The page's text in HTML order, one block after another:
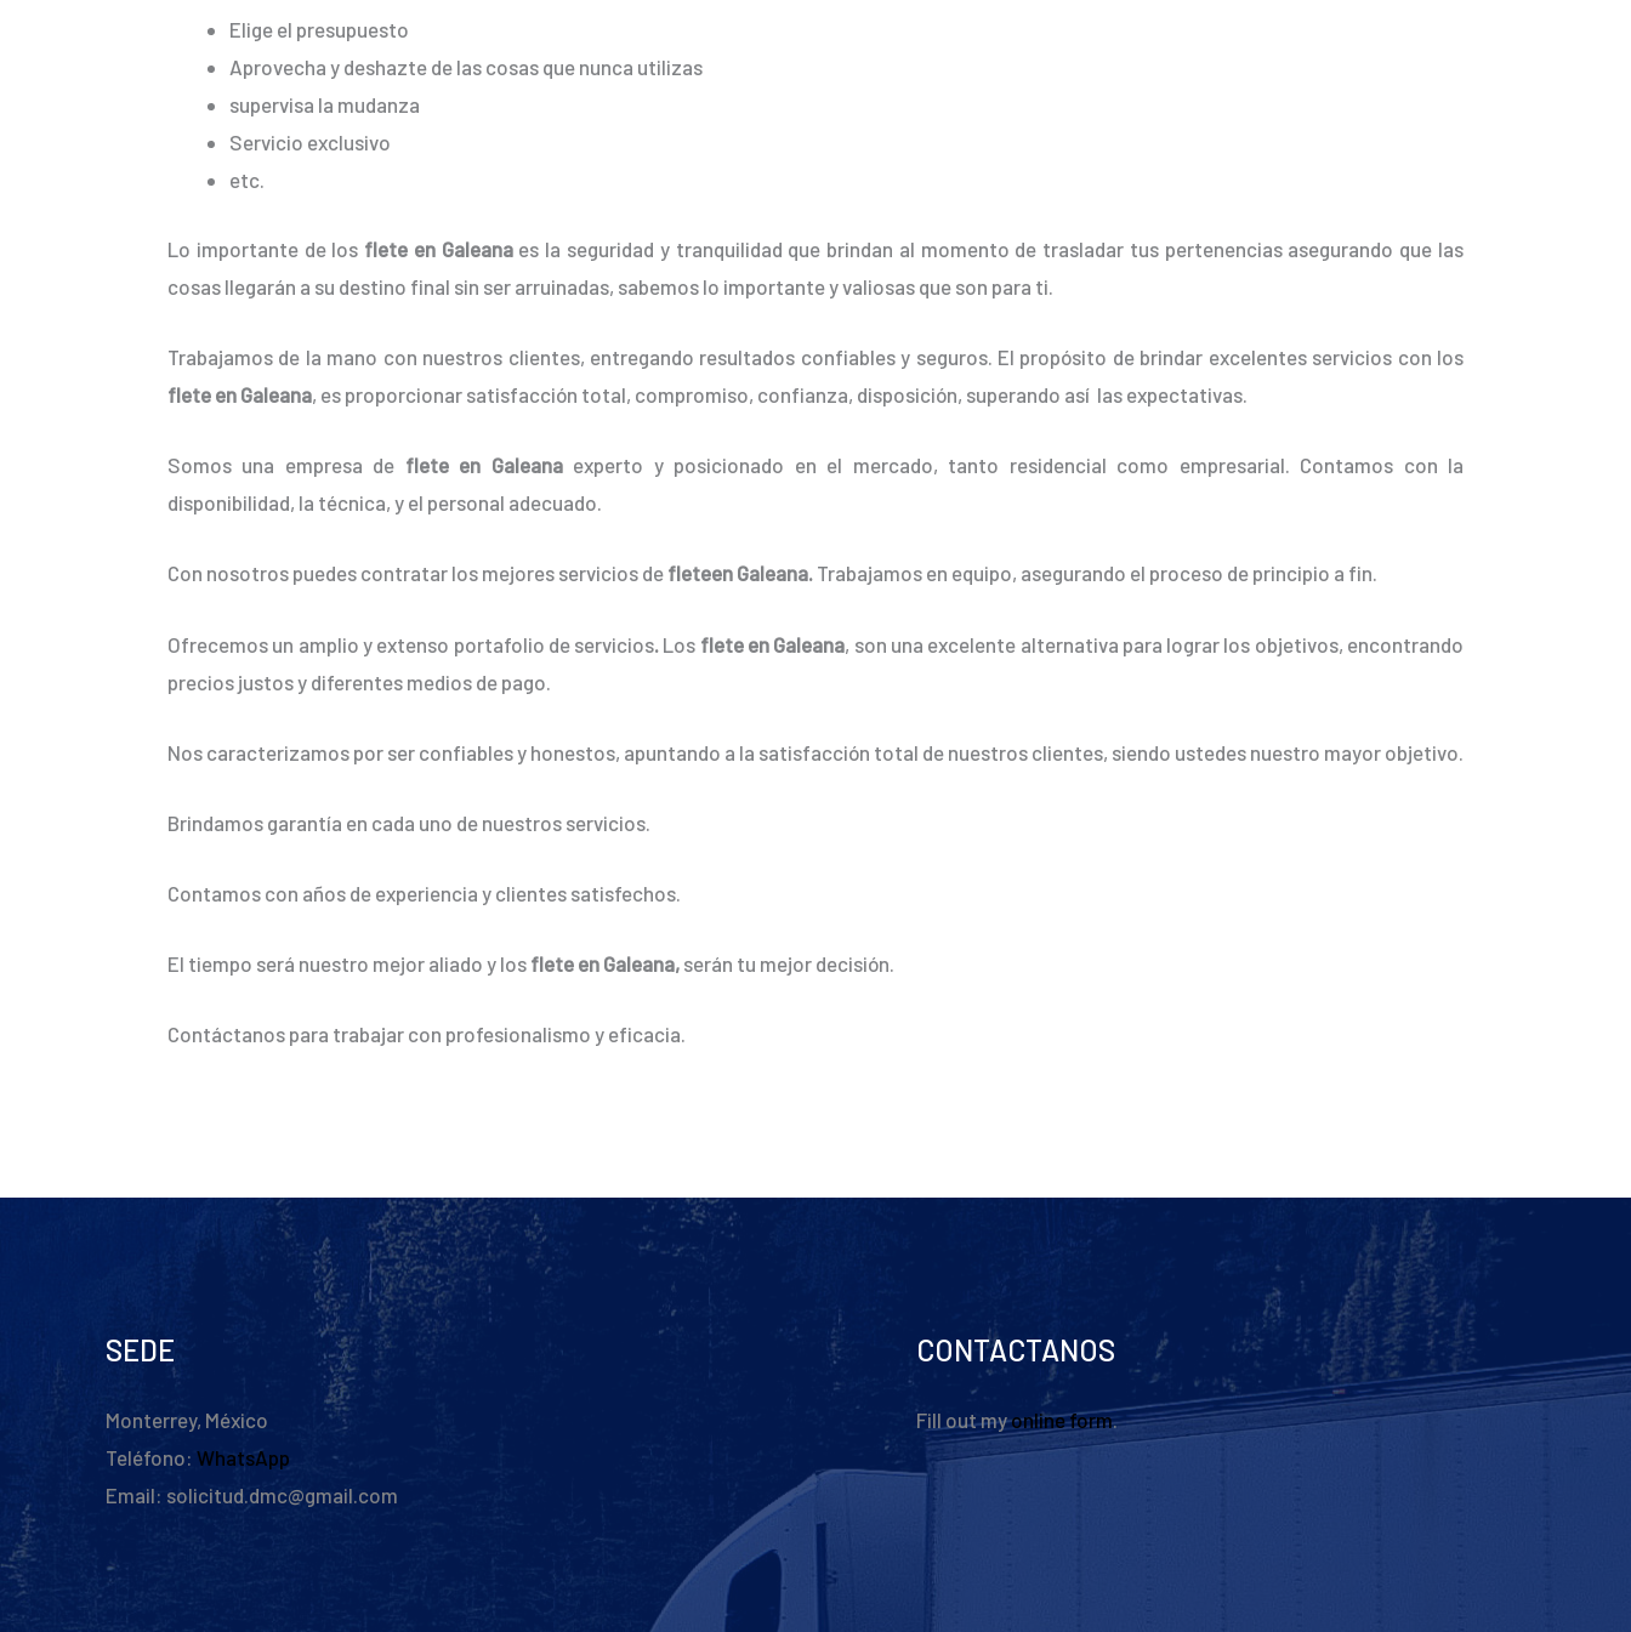
Elige el presupuesto
Aprovecha y deshazte de las cosas que nunca utilizas
supervisa la mudanza
Servicio exclusivo
etc.
Lo importante de los flete en Galeanaes la seguridad y tranquilidad que brindan al momento de trasladar tus pertenencias asegurando que las
cosas llegarán a su destino final sin ser arruinadas, sabemos lo importante y valiosas que son para ti.
Trabajamos de la mano con nuestros clientes, entregando resultados confiables y seguros. El propósito de brindar excelentes servicios con los
flete en Galeana, es proporcionar satisfacción total, compromiso, confianza, disposición, superando así las expectativas.
Somos una empresa de flete en Galeanaexperto y posicionado en el mercado, tanto residencial como empresarial. Contamos con la
disponibilidad, la técnica, y el personal adecuado.
Con nosotros puedes contratar los mejores servicios de fleteen Galeana. Trabajamos en equipo, asegurando el proceso de principio a fin.
Ofrecemos un amplio y extenso portafolio de servicios. Los flete en Galeana, son una excelente alternativa para lograr los objetivos, encontrando
precios justos y diferentes medios de pago.
Nos caracterizamos por ser confiables y honestos, apuntando a la satisfacción total de nuestros clientes, siendo ustedes nuestro mayor objetivo.
Brindamos garantía en cada uno de nuestros servicios.
Contamos con años de experiencia y clientes satisfechos.
El tiempo será nuestro mejor aliado y los flete en Galeana, serán tu mejor decisión.
Contáctanos para trabajar con profesionalismo y eficacia.
SEDE
Monterrey, México
Teléfono: WhatsApp
Email: solicitud.dmc@gmail.com
CONTACTANOS
Fill out myonline form.